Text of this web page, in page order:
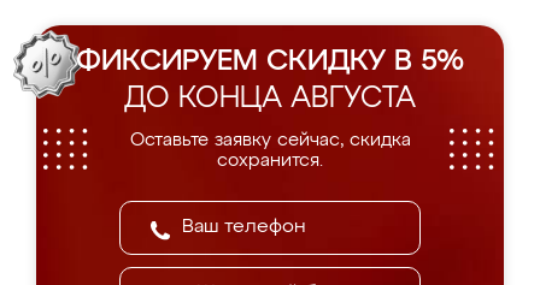
ФИКСИРУЕМ СКИДКУ В 5%
ДО КОНЦА АВГУСТА
Оставьте заявку сейчас, скидка
сохранится.